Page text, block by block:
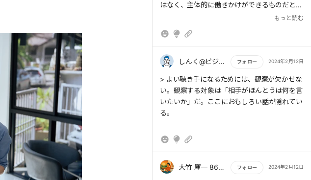
はなく、主体的に働きかけができるものだとい
うことだ。相手をリラックスさせたい時は、相
ど、相手に寄り添いながら、自分のペースを作
った。
もっと読む
しんく@ビジネスコーチ フォロー 2024年2月12日
もっと読む
> よい聴き手になるためには、観察が欠かせな
い。観察する対象は「相手がほんとうは何を言
いたいか」だ。ここにおもしろい話が隠れてい
る。
大竹 庫一 860×Kura フォロー 2024年2月12日